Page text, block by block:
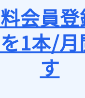
会員
1本/
す